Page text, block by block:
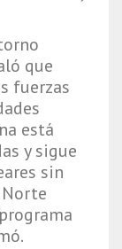
que
fuerzas
está
y sigue
sin